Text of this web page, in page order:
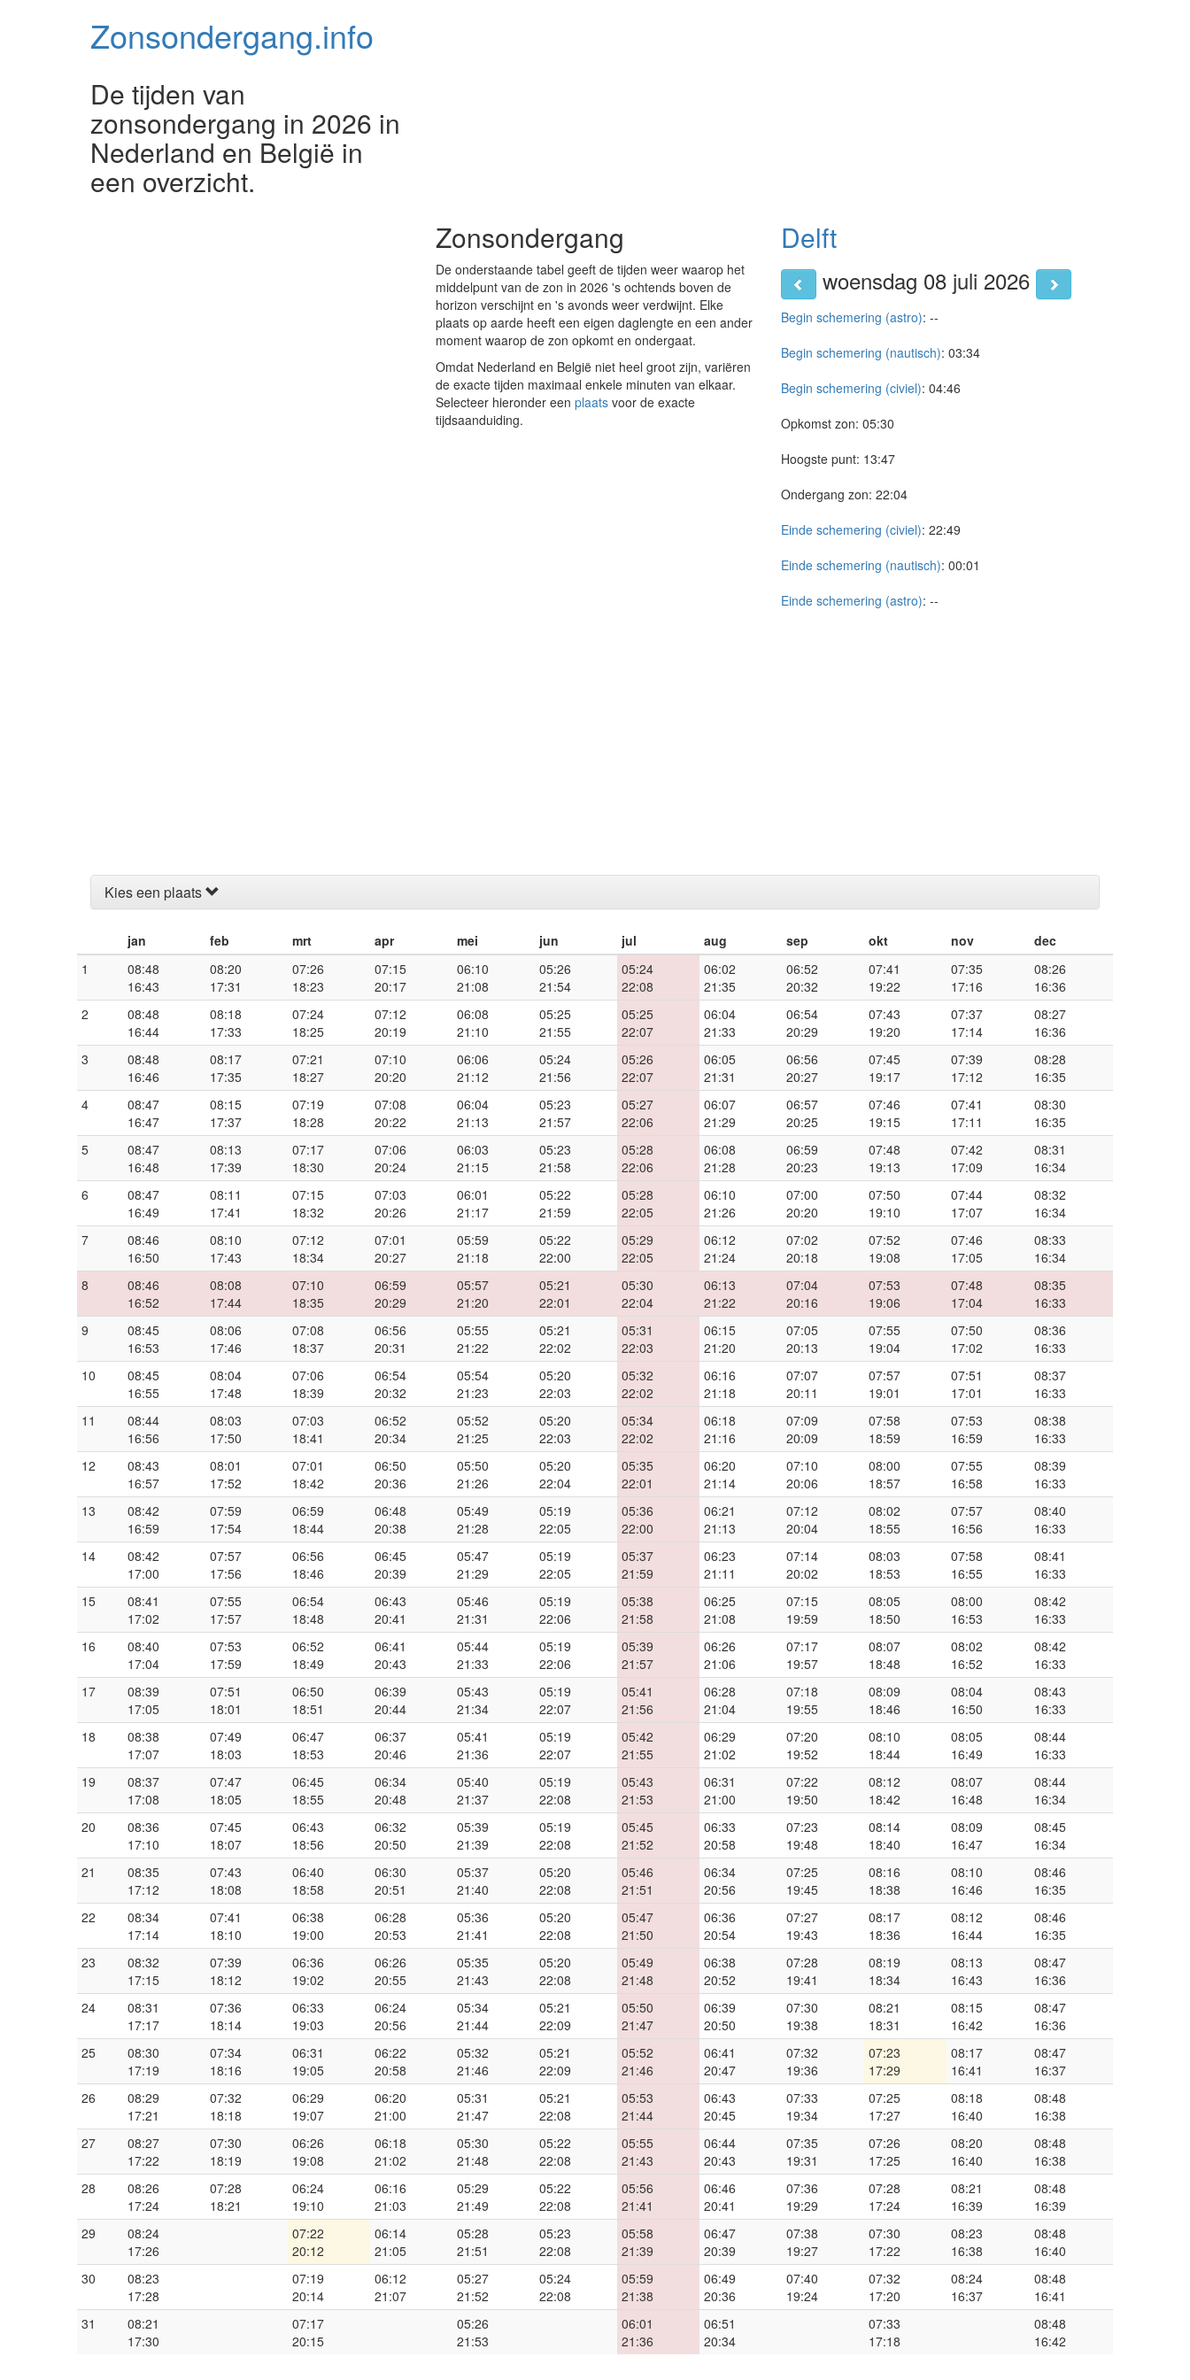
Zonsondergang.info
De tijden van
zonsondergang in 2026 in
Nederland en België in
een overzicht.
Zonsondergang
De onderstaande tabel geeft de tijden weer waarop het
middelpunt van de zon in 2026 's ochtends boven de
horizon verschijnt en 's avonds weer verdwijnt. Elke
plaats op aarde heeft een eigen daglengte en een ander
moment waarop de zon opkomt en ondergaat.
Omdat Nederland en België niet heel groot zijn, variëren
de exacte tijden maximaal enkele minuten van elkaar.
Selecteer hieronder een plaats voor de exacte
tijdsaanduiding.
Delft
woensdag 08 juli 2026
Begin schemering (astro): --
Begin schemering (nautisch): 03:34
Begin schemering (civiel): 04:46
Opkomst zon: 05:30
Hoogste punt: 13:47
Ondergang zon: 22:04
Einde schemering (civiel): 22:49
Einde schemering (nautisch): 00:01
Einde schemering (astro): --
Kies een plaats
jan feb mrt apr mei jun jul aug sep okt nov
dec
1
08:48
16:43
08:20
17:31
07:26
18:23
07:15
20:17
06:10
21:08
05:26
21:54
05:24
22:08
06:02
21:35
06:52
20:32
07:41
19:22
07:35
17:16
08:26
16:36
2
08:48
16:44
08:18
17:33
07:24
18:25
07:12
20:19
06:08
21:10
05:25
21:55
05:25
22:07
06:04
21:33
06:54
20:29
07:43
19:20
07:37
17:14
08:27
16:36
3
08:48
16:46
08:17
17:35
07:21
18:27
07:10
20:20
06:06
21:12
05:24
21:56
05:26
22:07
06:05
21:31
06:56
20:27
07:45
19:17
07:39
17:12
08:28
16:35
4
08:47
16:47
08:15
17:37
07:19
18:28
07:08
20:22
06:04
21:13
05:23
21:57
05:27
22:06
06:07
21:29
06:57
20:25
07:46
19:15
07:41
17:11
08:30
16:35
5
08:47
16:48
08:13
17:39
07:17
18:30
07:06
20:24
06:03
21:15
05:23
21:58
05:28
22:06
06:08
21:28
06:59
20:23
07:48
19:13
07:42
17:09
08:31
16:34
6
08:47
16:49
08:11
17:41
07:15
18:32
07:03
20:26
06:01
21:17
05:22
21:59
05:28
22:05
06:10
21:26
07:00
20:20
07:50
19:10
07:44
17:07
08:32
16:34
7
08:46
16:50
08:10
17:43
07:12
18:34
07:01
20:27
05:59
21:18
05:22
22:00
05:29
22:05
06:12
21:24
07:02
20:18
07:52
19:08
07:46
17:05
08:33
16:34
8
08:46
16:52
08:08
17:44
07:10
18:35
06:59
20:29
05:57
21:20
05:21
22:01
05:30
22:04
06:13
21:22
07:04
20:16
07:53
19:06
07:48
17:04
08:35
16:33
9
08:45
16:53
08:06
17:46
07:08
18:37
06:56
20:31
05:55
21:22
05:21
22:02
05:31
22:03
06:15
21:20
07:05
20:13
07:55
19:04
07:50
17:02
08:36
16:33
10
08:45
16:55
08:04
17:48
07:06
18:39
06:54
20:32
05:54
21:23
05:20
22:03
05:32
22:02
06:16
21:18
07:07
20:11
07:57
19:01
07:51
17:01
08:37
16:33
11
08:44
16:56
08:03
17:50
07:03
18:41
06:52
20:34
05:52
21:25
05:20
22:03
05:34
22:02
06:18
21:16
07:09
20:09
07:58
18:59
07:53
16:59
08:38
16:33
12
08:43
16:57
08:01
17:52
07:01
18:42
06:50
20:36
05:50
21:26
05:20
22:04
05:35
22:01
06:20
21:14
07:10
20:06
08:00
18:57
07:55
16:58
08:39
16:33
13
08:42
16:59
07:59
17:54
06:59
18:44
06:48
20:38
05:49
21:28
05:19
22:05
05:36
22:00
06:21
21:13
07:12
20:04
08:02
18:55
07:57
16:56
08:40
16:33
14
08:42
17:00
07:57
17:56
06:56
18:46
06:45
20:39
05:47
21:29
05:19
22:05
05:37
21:59
06:23
21:11
07:14
20:02
08:03
18:53
07:58
16:55
08:41
16:33
15
08:41
17:02
07:55
17:57
06:54
18:48
06:43
20:41
05:46
21:31
05:19
22:06
05:38
21:58
06:25
21:08
07:15
19:59
08:05
18:50
08:00
16:53
08:42
16:33
16
08:40
17:04
07:53
17:59
06:52
18:49
06:41
20:43
05:44
21:33
05:19
22:06
05:39
21:57
06:26
21:06
07:17
19:57
08:07
18:48
08:02
16:52
08:42
16:33
17
08:39
17:05
07:51
18:01
06:50
18:51
06:39
20:44
05:43
21:34
05:19
22:07
05:41
21:56
06:28
21:04
07:18
19:55
08:09
18:46
08:04
16:50
08:43
16:33
18
08:38
17:07
07:49
18:03
06:47
18:53
06:37
20:46
05:41
21:36
05:19
22:07
05:42
21:55
06:29
21:02
07:20
19:52
08:10
18:44
08:05
16:49
08:44
16:33
19
08:37
17:08
07:47
18:05
06:45
18:55
06:34
20:48
05:40
21:37
05:19
22:08
05:43
21:53
06:31
21:00
07:22
19:50
08:12
18:42
08:07
16:48
08:44
16:34
20
08:36
17:10
07:45
18:07
06:43
18:56
06:32
20:50
05:39
21:39
05:19
22:08
05:45
21:52
06:33
20:58
07:23
19:48
08:14
18:40
08:09
16:47
08:45
16:34
21
08:35
17:12
07:43
18:08
06:40
18:58
06:30
20:51
05:37
21:40
05:20
22:08
05:46
21:51
06:34
20:56
07:25
19:45
08:16
18:38
08:10
16:46
08:46
16:35
22
08:34
17:14
07:41
18:10
06:38
19:00
06:28
20:53
05:36
21:41
05:20
22:08
05:47
21:50
06:36
20:54
07:27
19:43
08:17
18:36
08:12
16:44
08:46
16:35
23
08:32
17:15
07:39
18:12
06:36
19:02
06:26
20:55
05:35
21:43
05:20
22:08
05:49
21:48
06:38
20:52
07:28
19:41
08:19
18:34
08:13
16:43
08:47
16:36
24
08:31
17:17
07:36
18:14
06:33
19:03
06:24
20:56
05:34
21:44
05:21
22:09
05:50
21:47
06:39
20:50
07:30
19:38
08:21
18:31
08:15
16:42
08:47
16:36
25
08:30
17:19
07:34
18:16
06:31
19:05
06:22
20:58
05:32
21:46
05:21
22:09
05:52
21:46
06:41
20:47
07:32
19:36
07:23
17:29
08:17
16:41
08:47
16:37
26
08:29
17:21
07:32
18:18
06:29
19:07
06:20
21:00
05:31
21:47
05:21
22:08
05:53
21:44
06:43
20:45
07:33
19:34
07:25
17:27
08:18
16:40
08:48
16:38
27
08:27
17:22
07:30
18:19
06:26
19:08
06:18
21:02
05:30
21:48
05:22
22:08
05:55
21:43
06:44
20:43
07:35
19:31
07:26
17:25
08:20
16:40
08:48
16:38
28
08:26
17:24
07:28
18:21
06:24
19:10
06:16
21:03
05:29
21:49
05:22
22:08
05:56
21:41
06:46
20:41
07:36
19:29
07:28
17:24
08:21
16:39
08:48
16:39
29
08:24
17:26
07:22
20:12
06:14
21:05
05:28
21:51
05:23
22:08
05:58
21:39
06:47
20:39
07:38
19:27
07:30
17:22
08:23
16:38
08:48
16:40
30
08:23
17:28
07:19
20:14
06:12
21:07
05:27
21:52
05:24
22:08
05:59
21:38
06:49
20:36
07:40
19:24
07:32
17:20
08:24
16:37
08:48
16:41
31
08:21
17:30
07:17
20:15
05:26
21:53
06:01
21:36
06:51
20:34
07:33
17:18
08:48
16:42